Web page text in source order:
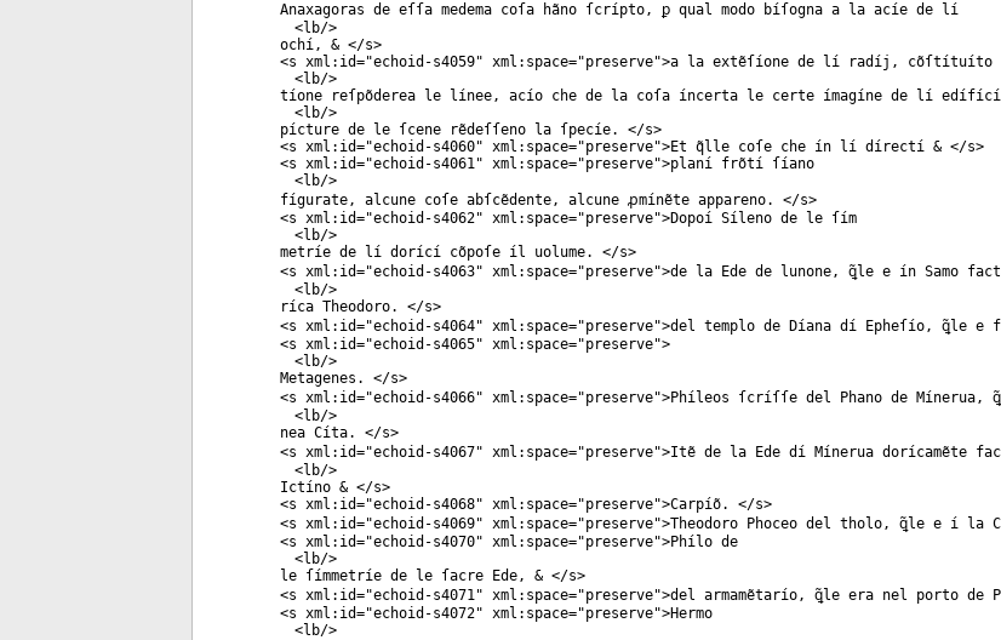
Anaxagoras de eſſa medema coſa hãno ſcrípto, ꝑ qual modo bíſogna a la acíe de lí
<lb/>
ochí, & </s>
<s xml:id="echoid-s4059" xml:space="preserve">a la extẽſíone de lí radíj, cõſtítuíto
<lb/>
tíone reſpõderea le línee, acío che de la coſa íncerta le certe ímagíne de lí
<lb/>
pícture de le ſcene rẽdeſſeno la ſpecíe. </s>
<s xml:id="echoid-s4060" xml:space="preserve">Et q̃lle coſe che ín lí dírectí & </s>
<s xml:id="echoid-s4061" xml:space="preserve">planí frõtí ſíano
<lb/>
fígurate, alcune coſe abſcẽdente, alcune ꝓmínẽte appareno. </s>
<s xml:id="echoid-s4062" xml:space="preserve">Dopoí Síleno de le ſím
<lb/>
metríe de lí dorící cõpoſe íl uolume. </s>
<s xml:id="echoid-s4063" xml:space="preserve">de la Ede de lunone, ꝗ̃le e ín Samo
<lb/>
ríca Theodoro. </s>
<s xml:id="echoid-s4064" xml:space="preserve">del templo de Díana dí Epheſío, ꝗ̃le e
<s xml:id="echoid-s4065" xml:space="preserve">
<lb/>
Metagenes. </s>
<s xml:id="echoid-s4066" xml:space="preserve">Phíleos ſcríſſe del Phano de
<lb/>
nea Cíta. </s>
<s xml:id="echoid-s4067" xml:space="preserve">Itẽ de la Ede dí Mínerua dorícamẽte
<lb/>
Ictíno & </s>
<s xml:id="echoid-s4068" xml:space="preserve">Carpíõ. </s>
<s xml:id="echoid-s4069" xml:space="preserve">Theodoro Phoceo del tholo, ꝗ̃le e í
<s xml:id="echoid-s4070" xml:space="preserve">Phílo de
<lb/>
le ſímmetríe de le ſacre Ede, & </s>
<s xml:id="echoid-s4071" xml:space="preserve">del armamẽtarío, ꝗ̃le era nel porto de
<s xml:id="echoid-s4072" xml:space="preserve">Hermo
<lb/>